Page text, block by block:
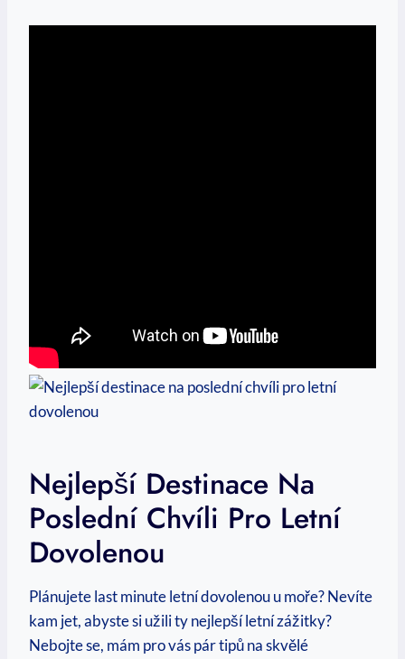
Nejlepší Destinace Na
Poslední Chvíli Pro Letní
Dovolenou
Plánujete last minute letní dovolenou u moře? Nevíte
kam jet, abyste si užili ⁢ty nejlepší letní⁣ zážitky?
Nebojte se, ⁤mám pro vás pár tipů na ​skvělé